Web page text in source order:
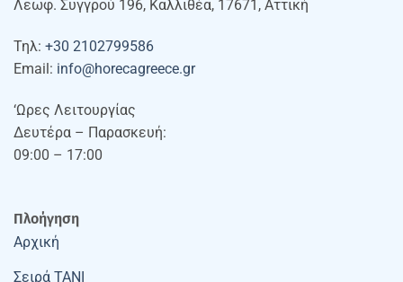
Λεωφ. Συγγρού 196, Καλλιθέα, 17671, Αττική
Τηλ: +30 2102799586
Email: info@horecagreece.gr
‘Ωρες Λειτουργίας
Δευτέρα – Παρασκευή:
09:00 – 17:00
Πλοήγηση
Αρχική
Σειρά TANI